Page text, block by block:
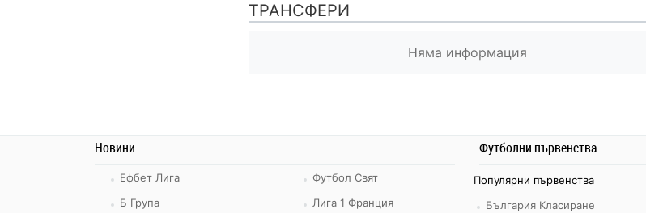
ТРАНСФЕРИ
Няма информация
Новини
Ефбет Лига
Б Група
Футбол Свят
Лига 1 Франция
Футболни първенства
Популярни първенства
България Класиране